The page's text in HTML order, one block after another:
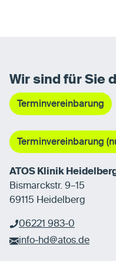
Wir sind für Sie
Terminvereinbarung
Terminvereinbarung
ATOS Klinik
Bismarckstr. 9–15
69115 Heidelberg
06221 983-0
info-hd@atos.de